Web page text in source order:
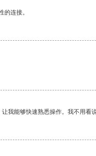
连接。
我能够快速熟悉操作。我不用看